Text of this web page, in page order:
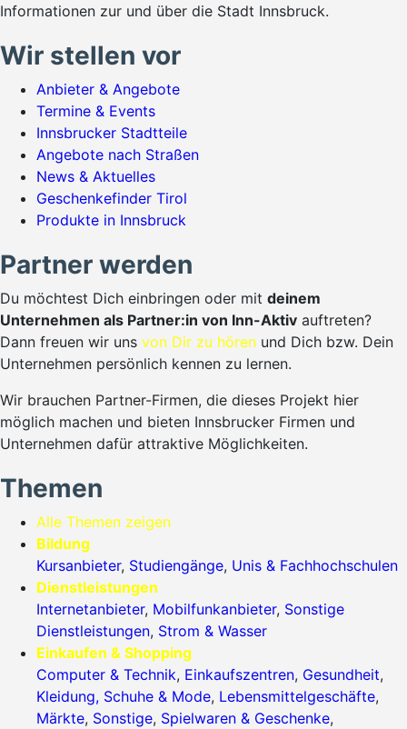
Informationen zur und über die Stadt Innsbruck.
Wir stellen vor
Anbieter & Angebote
Termine & Events
Innsbrucker Stadtteile
Angebote nach Straßen
News & Aktuelles
Geschenkefinder Tirol
Produkte in Innsbruck
Partner werden
Du möchtest Dich einbringen oder mit deinem
Unternehmen als Partner:in von Inn-Aktiv auftreten?
Dann freuen wir uns von Dir zu hören und Dich bzw. Dein
Unternehmen persönlich kennen zu lernen.
Wir brauchen Partner-Firmen, die dieses Projekt hier
möglich machen und bieten Innsbrucker Firmen und
Unternehmen dafür attraktive Möglichkeiten.
Themen
Alle Themen zeigen
Bildung
Kursanbieter, Studiengänge, Unis & Fachhochschulen
Dienstleistungen
Internetanbieter, Mobilfunkanbieter, Sonstige
Dienstleistungen, Strom & Wasser
Einkaufen & Shopping
Computer & Technik, Einkaufszentren, Gesundheit,
Kleidung, Schuhe & Mode, Lebensmittelgeschäfte,
Märkte, Sonstige, Spielwaren & Geschenke,